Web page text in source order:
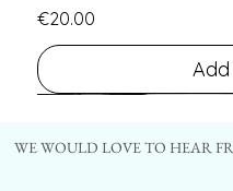
Price
€20.00
WE WOULD LOVE TO HEAR